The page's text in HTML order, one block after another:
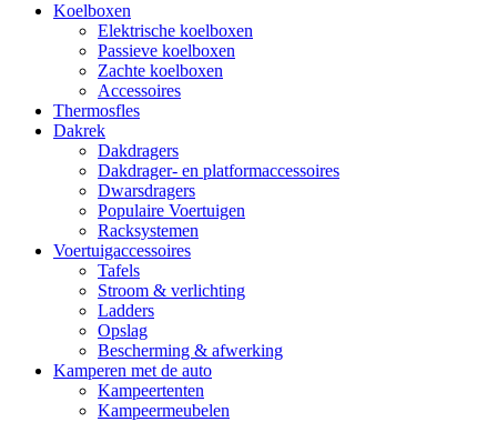
Koelboxen
Elektrische koelboxen
Passieve koelboxen
Zachte koelboxen
Accessoires
Thermosfles
Dakrek
Dakdragers
Dakdrager- en platformaccessoires
Dwarsdragers
Populaire Voertuigen
Racksystemen
Voertuigaccessoires
Tafels
Stroom & verlichting
Ladders
Opslag
Bescherming & afwerking
Kamperen met de auto
Kampeertenten
Kampeermeubelen